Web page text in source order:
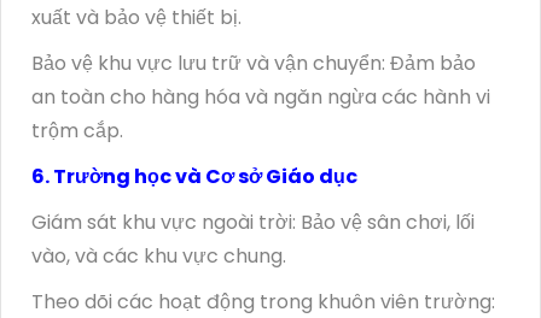
xuất và bảo vệ thiết bị.
Bảo vệ khu vực lưu trữ và vận chuyển: Đảm bảo
an toàn cho hàng hóa và ngăn ngừa các hành vi
trộm cắp.
6. Trường học và Cơ sở Giáo dục
Giám sát khu vực ngoài trời: Bảo vệ sân chơi, lối
vào, và các khu vực chung.
Theo dõi các hoạt động trong khuôn viên trường: